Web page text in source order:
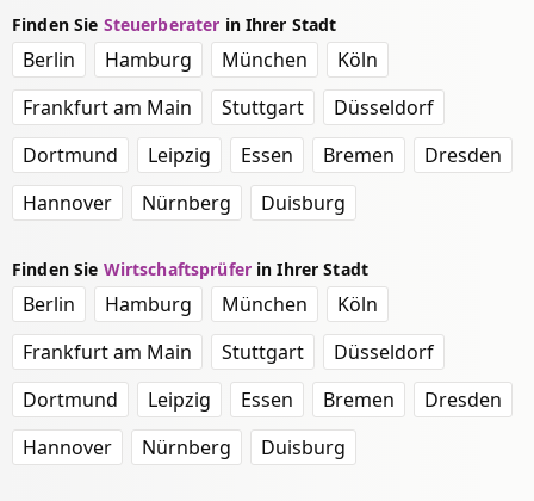
Finden Sie Steuerberater in Ihrer Stadt
Berlin Hamburg München
Köln
Frankfurt am Main
Stuttgart
Düsseldorf
Dortmund
Leipzig Essen Bremen
Dresden
Hannover
Nürnberg Duisburg
Finden Sie Wirtschaftsprüferin Ihrer Stadt
Berlin Hamburg München
Köln
Frankfurt am Main
Stuttgart
Düsseldorf
Dortmund
Leipzig Essen Bremen
Dresden
Hannover
Nürnberg Duisburg